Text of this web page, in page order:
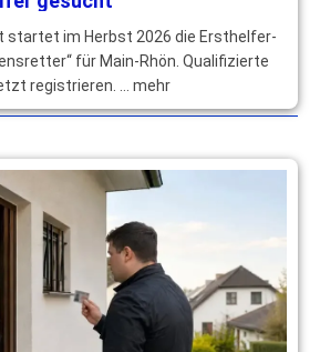
startet im Herbst 2026 die Ersthelfer-
für Main-Rhön. Qualifizierte
registrieren. … mehr